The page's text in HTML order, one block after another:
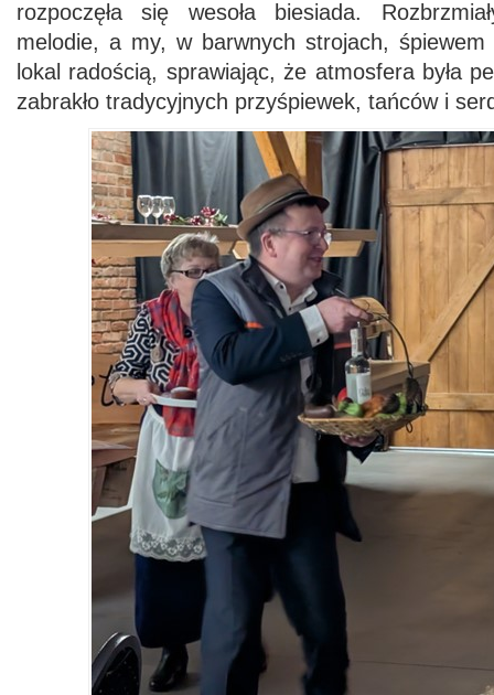
rozpoczęła się wesoła biesiada.
melodie, a my, w barwnych strojach, śpiewem
lokal radością, sprawiając, że atmosfera była
zabrakło tradycyjnych przyśpiewek, tańców i